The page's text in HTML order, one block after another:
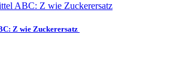
Z wie Zuckerersatz